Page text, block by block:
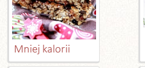
Mniej kalorii